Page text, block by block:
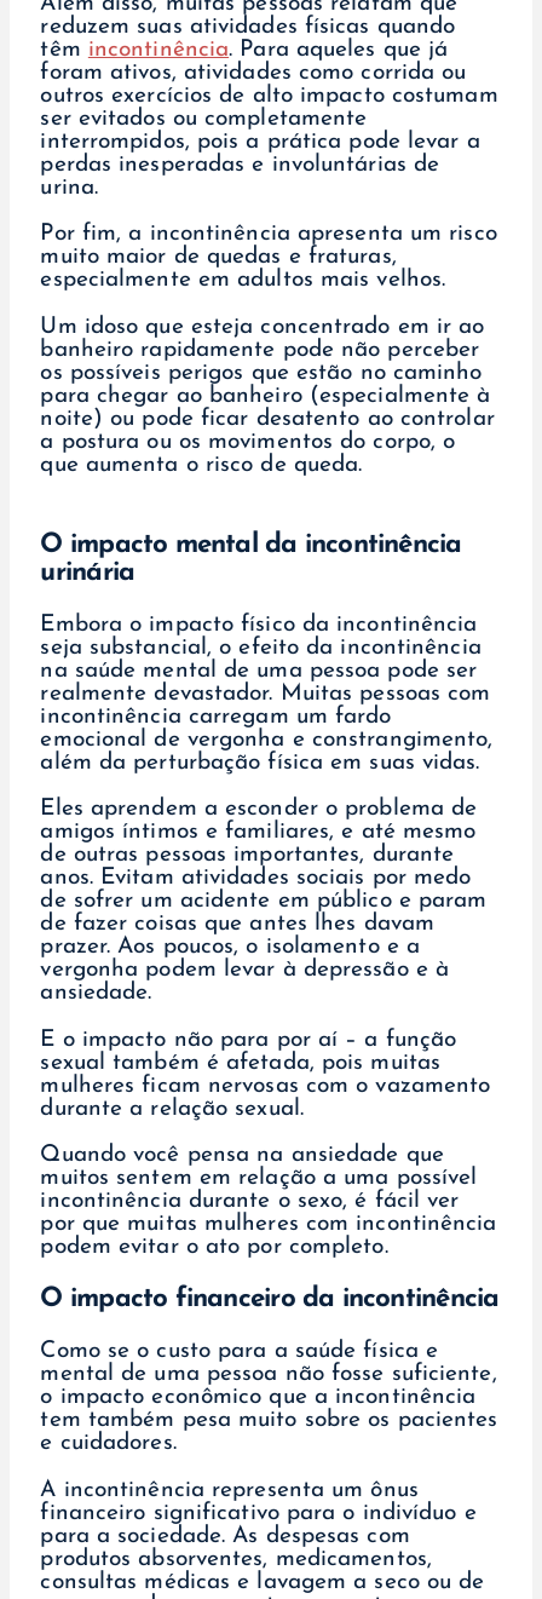
reduzem suas atividades físicas quando
têm incontinência. Para aqueles que já
foram ativos, atividades como corrida ou
outros exercícios de alto impacto costumam
ser evitados ou completamente
interrompidos, pois a prática pode levar a
perdas inesperadas e involuntárias de
urina.
Por fim, a incontinência apresenta um risco
muito maior de quedas e fraturas,
especialmente em adultos mais velhos.
Um idoso que esteja concentrado em ir ao
banheiro rapidamente pode não perceber
os possíveis perigos que estão no caminho
para chegar ao banheiro (especialmente à
noite) ou pode ficar desatento ao controlar
a postura ou os movimentos do corpo, o
que aumenta o risco de queda.
O impacto mental da incontinência
urinária
Embora o impacto físico da incontinência
seja substancial, o efeito da incontinência
na saúde mental de uma pessoa pode ser
realmente devastador. Muitas pessoas com
incontinência carregam um fardo
emocional de vergonha e constrangimento,
além da perturbação física em suas vidas.
Eles aprendem a esconder o problema de
amigos íntimos e familiares, e até mesmo
de outras pessoas importantes, durante
anos. Evitam atividades sociais por medo
de sofrer um acidente em público e param
de fazer coisas que antes lhes davam
prazer. Aos poucos, o isolamento e a
vergonha podem levar à depressão e à
ansiedade.
E o impacto não para por aí – a função
sexual também é afetada, pois muitas
mulheres ficam nervosas com o vazamento
durante a relação sexual.
Quando você pensa na ansiedade que
muitos sentem em relação a uma possível
incontinência durante o sexo, é fácil ver
por que muitas mulheres com incontinência
podem evitar o ato por completo.
O impacto financeiro da incontinência
Como se o custo para a saúde física e
mental de uma pessoa não fosse suficiente,
o impacto econômico que a incontinência
tem também pesa muito sobre os pacientes
e cuidadores.
A incontinência representa um ônus
financeiro significativo para o indivíduo e
para a sociedade. As despesas com
produtos absorventes, medicamentos,
consultas médicas e lavagem a seco ou de